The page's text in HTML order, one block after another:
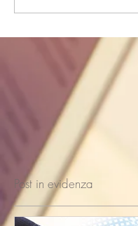
Post in evidenza